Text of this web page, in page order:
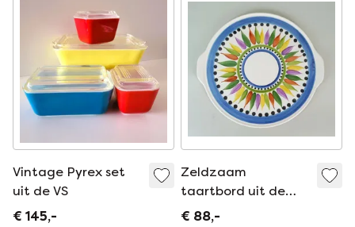
Vintage Pyrex set
uit de VS
€ 145,-
Zeldzaam
taartbord uit de
jaren 50 van Villeroy
€ 88,-